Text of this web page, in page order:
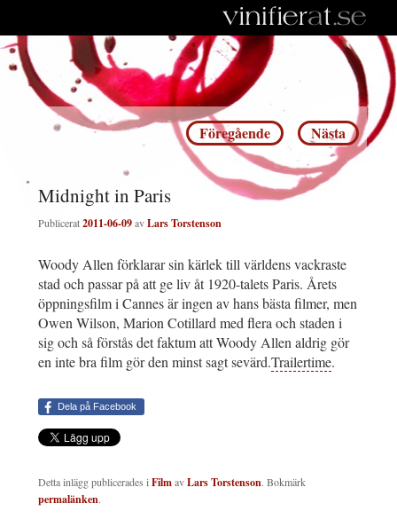
Inläggsnavigering
Föregående Nästa
Midnight in Paris
Publicerat2011-06-09avLars Torstenson
Woody Allen förklarar sin kärlek till världens vackraste
stad och passar på att ge liv åt 1920-talets Paris. Årets
öppningsfilm i Cannes är ingen av hans bästa filmer, men
Owen Wilson, Marion Cotillard med flera och staden i
sig och så förstås det faktum att Woody Allen aldrig gör
en inte bra film gör den minst sagt sevärd.Trailertime.
Dela på Facebook
Detta inlägg publicerades iFilmavLars Torstenson. Bokmärk
permalänken.